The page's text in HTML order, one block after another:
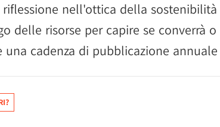
nell'ottica della
delle risorse per capire se converrà
una cadenza di pubblicazione